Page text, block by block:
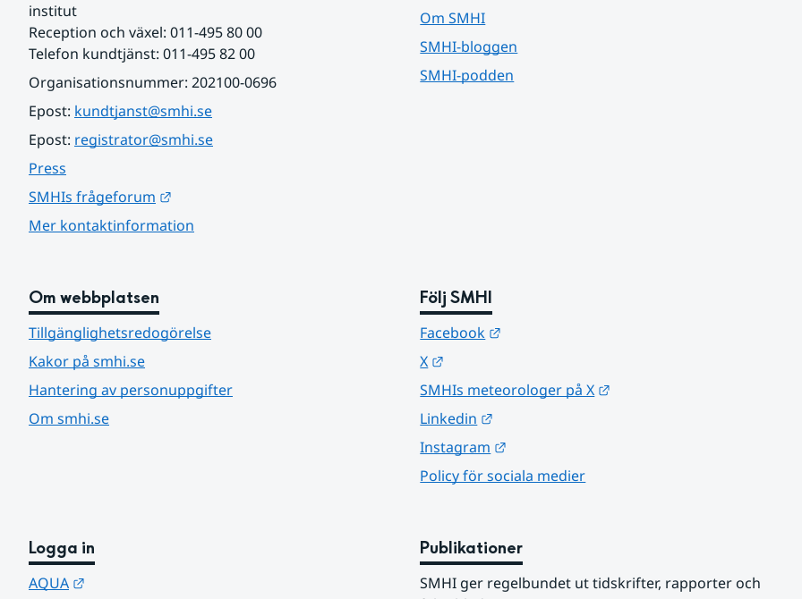
institut
Reception och växel: 011-495 80 00
Telefon kundtjänst: 011-495 82 00
Organisationsnummer: 202100-0696
Epost: kundtjanst@smhi.se
Epost: registrator@smhi.se
Press
SMHIs frågeforum
Mer kontaktinformation
Om SMHI
SMHI-bloggen
SMHI-podden
Om webbplatsen
Tillgänglighetsredogörelse
Kakor på smhi.se
Hantering av personuppgifter
Om smhi.se
Följ SMHI
Facebook
X
SMHIs meteorologer på X
Linkedin
Instagram
Policy för sociala medier
Logga in
AQUA
Publikationer
SMHI ger regelbundet ut tidskrifter, rapporter och